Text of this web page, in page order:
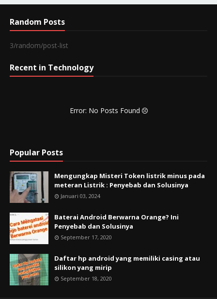
Random Posts
3/random/post-list
Recent in Technology
Error: No Posts Found
Popular Posts
Mengungkap Misteri Token listrik minus pada
meteran Listrik : Penyebab dan Solusinya
Januari 03, 2024
Baterai Android Berwarna Orange? Ini
Penyebab dan Solusinya
September 17, 2020
Daftar hp android yang memiliki casing atau
silikon yang mirip
September 18, 2020